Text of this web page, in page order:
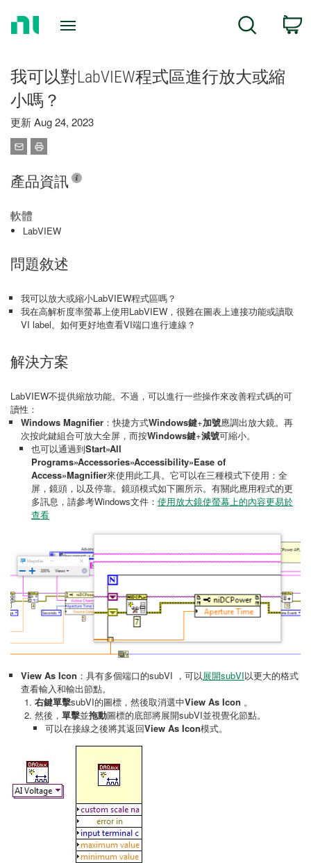
Search
我可以對LabVIEW程式區進行放大或縮
小嗎？
更新 Aug 24, 2023
產品資訊
軟體
LabVIEW
問題敘述
我可以放大或縮小LabVIEW程式區嗎？
我在高解析度率螢幕上使用LabVIEW，很難在圖表上連接功能或讀取
VI label。如何更好地查看VI端口進行連線？
解決方案
LabVIEW不提供縮放功能。不過，可以進行一些操作來改善程式碼的可
讀性：
Windows Magnifier ：快捷方式Windows鍵+加號應調出放大鏡。再
次按此鍵組合可放大全屏，而按Windows鍵+減號可縮小。
也可以通過到Start»All
Programs»Accessories»Accessibility»Ease of
Access»Magnifier來使用此工具。它可以在三種模式下使用：全
屏，鏡頭，以及停靠。鏡頭模式如下圖所示。有關此應用程式的更
多訊息，請參考Windows文件： 使用放大鏡使螢幕上的內容更易於
查看
View As Icon ：具有多個端口的subVI ，可以展開subVI以更大的格式
查看輸入和輸出節點。
右鍵單擊subVI的圖標，然後取消選中View As Icon 。
然後， 單擊並拖動圖標的底部將展開subVI並視覺化節點。
可以在接線之後將其返回View As Icon模式。